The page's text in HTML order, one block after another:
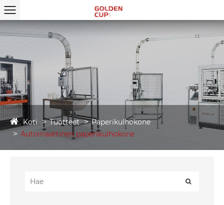
Koti Tuotteet
Paperikulhokone
Automaattinen paperikulhokone